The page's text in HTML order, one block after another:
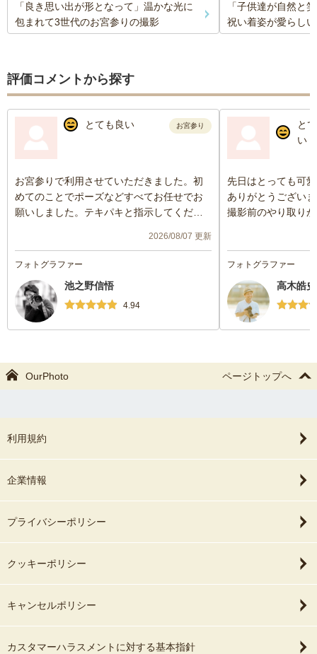
「良き思い出が形となって」温かな光に
包まれて3世代のお宮参りの撮影
「子供達が自然と
祝い着姿が愛らし
評価コメントから探す
とても良い お宮参り
お宮参りで利用させていただきました。初
めてのことでポーズなどすべてお任せでお
願いしました。テキパキと指示してくださ
でも一眼レフカメラはもっていますが出来
上がった写真も色合いが好みで、やっぱり
お願いしたいと思っております。ありがと
うございました！
2026/08/07 更新
フォトグラファー
池之野信悟
4.94
と
い
先日はとっても可
ありがとうござい
撮影前のやり取り
とができました。
のセンスが本当に
撮影もとてもスム
ポーズを撮ってい
フォトグラファー
高木皓
OurPhoto ページトップへ
利用規約
企業情報
プライバシーポリシー
クッキーポリシー
キャンセルポリシー
カスタマーハラスメントに対する基本指針